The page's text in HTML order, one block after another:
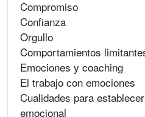
Compromiso
Confianza
Orgullo
Comportamientos
Emociones y coaching
El trabajo con emociones
Cualidades para
emocional